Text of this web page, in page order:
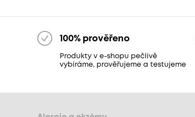
100% prověřeno
Produkty v e-shopu pečlivě
vybíráme, prověřujeme a testujeme